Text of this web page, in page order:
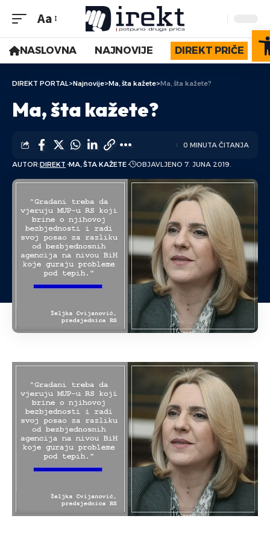
Aa
NASLOVNA NAJNOVIJE DIREKT PRIČE
DIREKT PORTAL>Najnovije>Ma, šta kažete>Ma, šta kažete?
Ma, šta kažete?
AUTOR:DIREKT MA, ŠTA KAŽETE OBJAVLJENO 7. JUNA 2019.
0 MINUTA ČITANJA